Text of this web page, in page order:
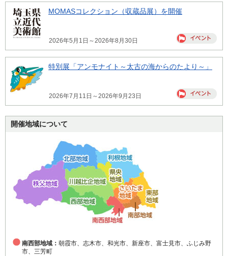
MOMASコレクション（収蔵品展）を開催
2026年5月1日～2026年8月30日
特別展「アンモナイト～太古の海からのたより～」
2026年7月11日～2026年9月23日
開催地域について
南西部地域： 朝霞市、志木市、和光市、新座市、富士見市、ふじみ野
市、三芳町